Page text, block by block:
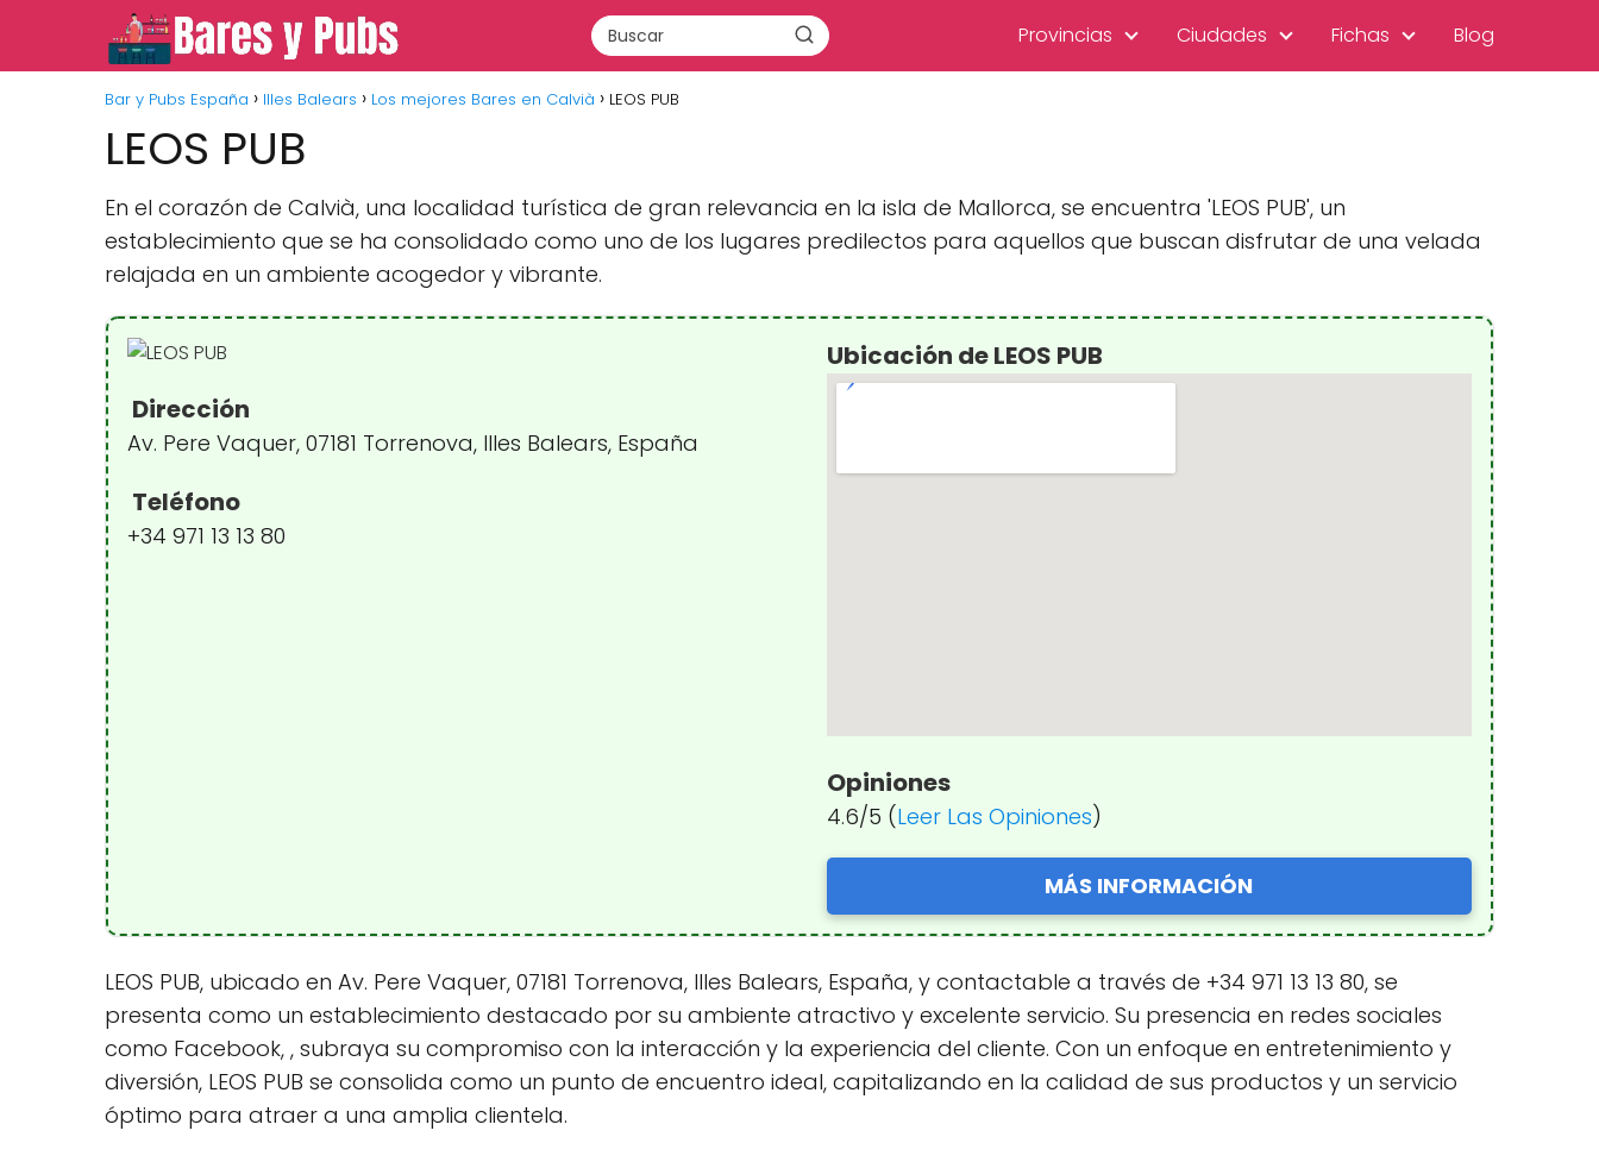
Provincias Ciudades Fichas Blog
Bar y Pubs España Illes Balears Los mejores Bares en Calvià LEOS PUB
LEOS PUB
En el corazón de Calvià, una localidad turística de gran relevancia en la isla de Mallorca, se encuentra 'LEOS PUB', un
establecimiento que se ha consolidado como uno de los lugares predilectos para aquellos que buscan disfrutar de una velada
relajada en un ambiente acogedor y vibrante.
Dirección
Av. Pere Vaquer, 07181 Torrenova, Illes Balears, España
Teléfono
+34 971 13 13 80
Ubicación de LEOS PUB
Opiniones
4.6/5 (Leer Las Opiniones)
MÁS INFORMACIÓN
LEOS PUB, ubicado en Av. Pere Vaquer, 07181 Torrenova, Illes Balears, España, y contactable a través de +34 971 13 13 80, se
presenta como un establecimiento destacado por su ambiente atractivo y excelente servicio. Su presencia en redes sociales
como Facebook, , subraya su compromiso con la interacción y la experiencia del cliente. Con un enfoque en entretenimiento y
diversión, LEOS PUB se consolida como un punto de encuentro ideal, capitalizando en la calidad de sus productos y un servicio
óptimo para atraer a una amplia clientela.